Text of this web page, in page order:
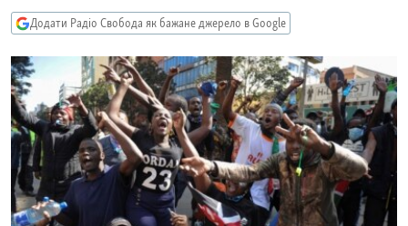
пошуку
УКРАЇНА
СВІТ
ТИ ЯК?
СХЕМИ
КИТАЙ.ВИКЛИКИ
МУЛЬТИМЕДІА
ФОТО
СПЕЦПРОЄКТИ
Додати Радіо Свобода як бажане джерело в Google